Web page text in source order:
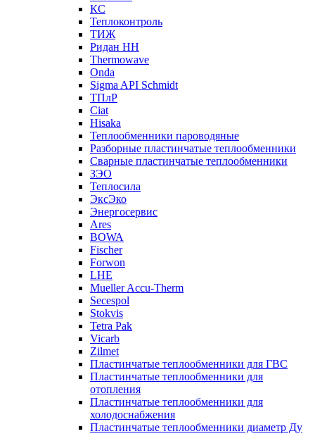
КС
Теплоконтроль
ТИЖ
Ридан НН
Thermowave
Onda
Sigma API Schmidt
ТПлР
Ciat
Hisaka
Теплообменники пароводяные
Разборные пластинчатые теплообменники
Сварные пластинчатые теплообменники
ЗЭО
Теплосила
ЭксЭко
Энергосервис
Ares
BOWA
Fischer
Forwon
LHE
Mueller Accu-Therm
Secespol
Stokvis
Tetra Pak
Vicarb
Zilmet
Пластинчатые теплообменники для ГВС
Пластинчатые теплообменники для
отопления
Пластинчатые теплообменники для
холодоснабжения
Пластинчатые теплообменники диаметр Ду